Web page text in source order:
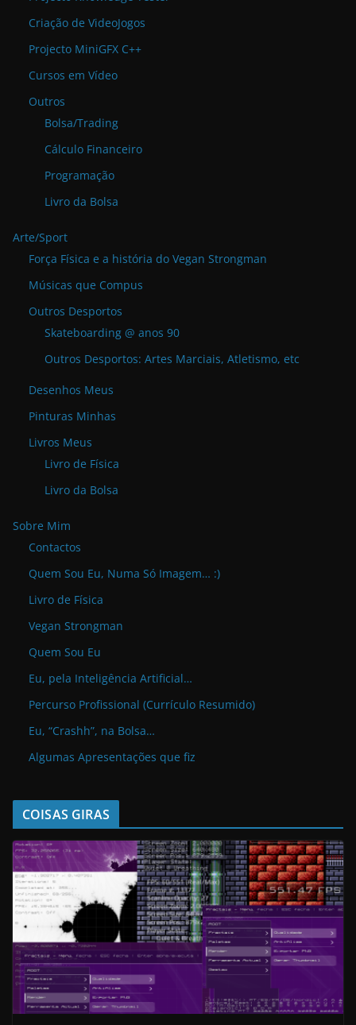
Criação de VideoJogos
Projecto MiniGFX C++
Cursos em Vídeo
Outros
Bolsa/Trading
Cálculo Financeiro
Programação
Livro da Bolsa
Arte/Sport
Força Física e a história do Vegan Strongman
Músicas que Compus
Outros Desportos
Skateboarding @ anos 90
Outros Desportos: Artes Marciais, Atletismo, etc
Desenhos Meus
Pinturas Minhas
Livros Meus
Livro de Física
Livro da Bolsa
Sobre Mim
Contactos
Quem Sou Eu, Numa Só Imagem… :)
Livro de Física
Vegan Strongman
Quem Sou Eu
Eu, pela Inteligência Artificial…
Percurso Profissional (Currículo Resumido)
Eu, “Crashh”, na Bolsa…
Algumas Apresentações que fiz
COISAS GIRAS